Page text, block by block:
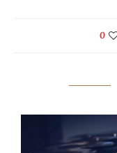
0